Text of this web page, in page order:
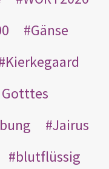
Gänse
Kierkegaard
Jairus
blutflüssig